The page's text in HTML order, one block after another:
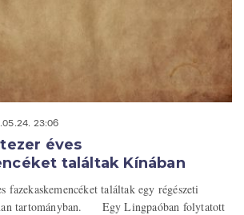
23:06
éves
találtak Kínában
fazekaskemencéket találtak egy régészeti
tartományban. Egy Lingpaóban folytatott